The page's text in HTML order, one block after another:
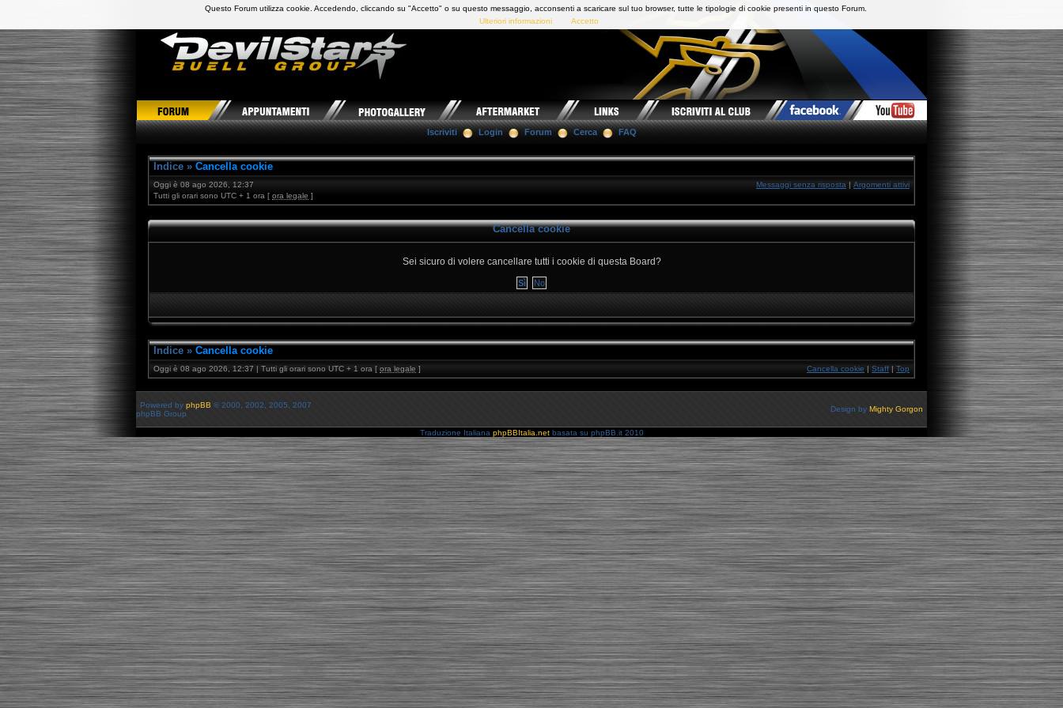
DevilStars Club Buell Italia
Iscriviti Login Forum Cerca FAQ
Indice » Cancella cookie
Oggi è 08 ago 2026, 12:37
Tutti gli orari sono UTC + 1 ora [ ora legale ]
Messaggi senza risposta | Argomenti attivi
Cancella cookie
Sei sicuro di volere cancellare tutti i cookie di questa Board?
Indice » Cancella cookie
Oggi è 08 ago 2026, 12:37 | Tutti gli orari sono UTC + 1 ora [ ora legale ] Cancella cookie | Staff | Top
Powered by phpBB © 2000, 2002, 2005, 2007
phpBB Group
Design by Mighty Gorgon
Traduzione Italiana phpBBItalia.netbasata su phpBB.it 2010
Questo Forum utilizza cookie. Accedendo, cliccando su "Accetto" o su questo messaggio, acconsenti a scaricare sul tuo browser, tutte le tipologie di cookie presenti in questo Forum.
Ulteriori informazioni
Accetto